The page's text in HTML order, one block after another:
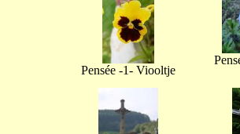
Pensée -1- Viooltje